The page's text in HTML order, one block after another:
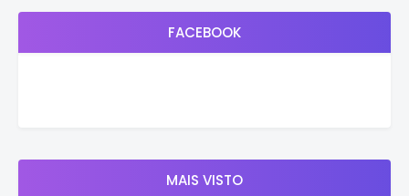
FACEBOOK
MAIS VISTO